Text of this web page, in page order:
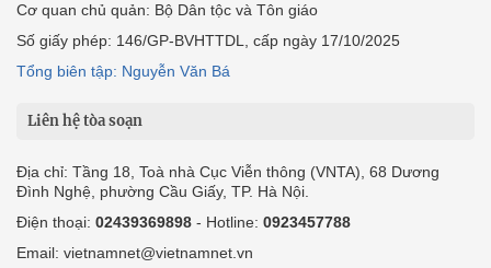
Cơ quan chủ quản: Bộ Dân tộc và Tôn giáo
Số giấy phép: 146/GP-BVHTTDL, cấp ngày 17/10/2025
Tổng biên tập: Nguyễn Văn Bá
Liên hệ tòa soạn
Địa chỉ: Tầng 18, Toà nhà Cục Viễn thông (VNTA), 68 Dương
Đình Nghệ, phường Cầu Giấy, TP. Hà Nội.
Điện thoại: 02439369898 - Hotline: 0923457788
Email: vietnamnet@vietnamnet.vn